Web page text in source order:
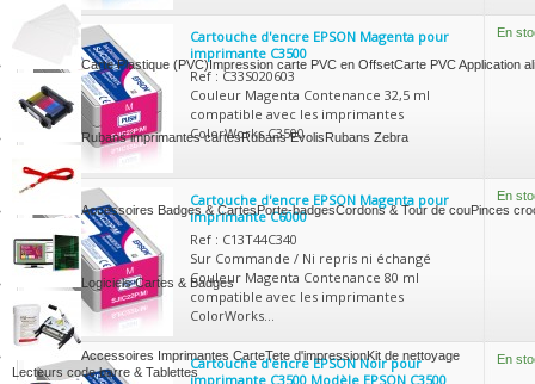
Carte Plastique (PVC)Impression carte PVC en OffsetCarte PVC Application
Rubans imprimantes cartesRubans EvolisRubans Zebra
Accessoires Badges & CartesPorte-badgesCordons & Tour de couPinces
Logiciels Cartes & Badges
Accessoires Imprimantes CarteTete d'impressionKit de nettoyage
Lecteurs code barre & Tablettes
Cartouche d'encre EPSON Magenta pour
imprimante C3500
Ref : C33S020603
Couleur Magenta Contenance 32,5 ml
compatible avec les imprimantes
ColorWorks C3500
En
Cartouche d'encre EPSON Magenta pour
imprimante C6000
Ref : C13T44C340
Sur Commande / Ni repris ni échangé
Couleur Magenta Contenance 80 ml
compatible avec les imprimantes
ColorWorks...
En
Cartouche d'encre EPSON Noir pour
imprimante C3500 Modèle EPSON C3500
En